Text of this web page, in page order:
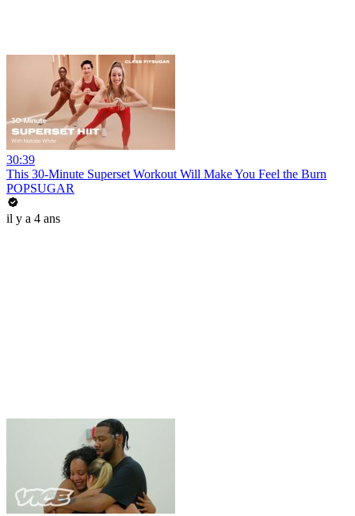
30:39
This 30-Minute Superset Workout Will Make You Feel the Burn
POPSUGAR
il y a 4 ans